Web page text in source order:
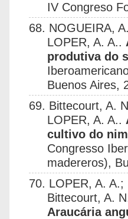
IV Congreso
68. NOGUEIRA,
LOPER, A. A..
produtiva do
Buenos Aires,
69. Bittecourt, A.
LOPER, A. A..
cultivo do
Congresso
madereros),
70. LOPER, A.
Bittecourt, A.
Araucária